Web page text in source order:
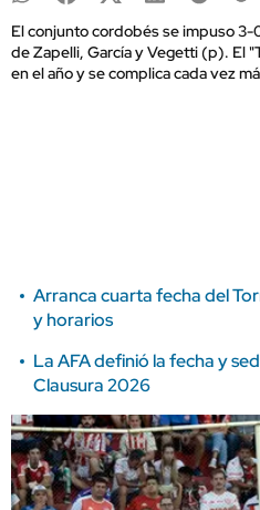
El conjunto cordobés se impuso 3-
de Zapelli, García y Vegetti (p). El
en el año y se complica cada vez
Arranca cuarta fecha del
y horarios
La AFA definió la fecha y
Clausura 2026